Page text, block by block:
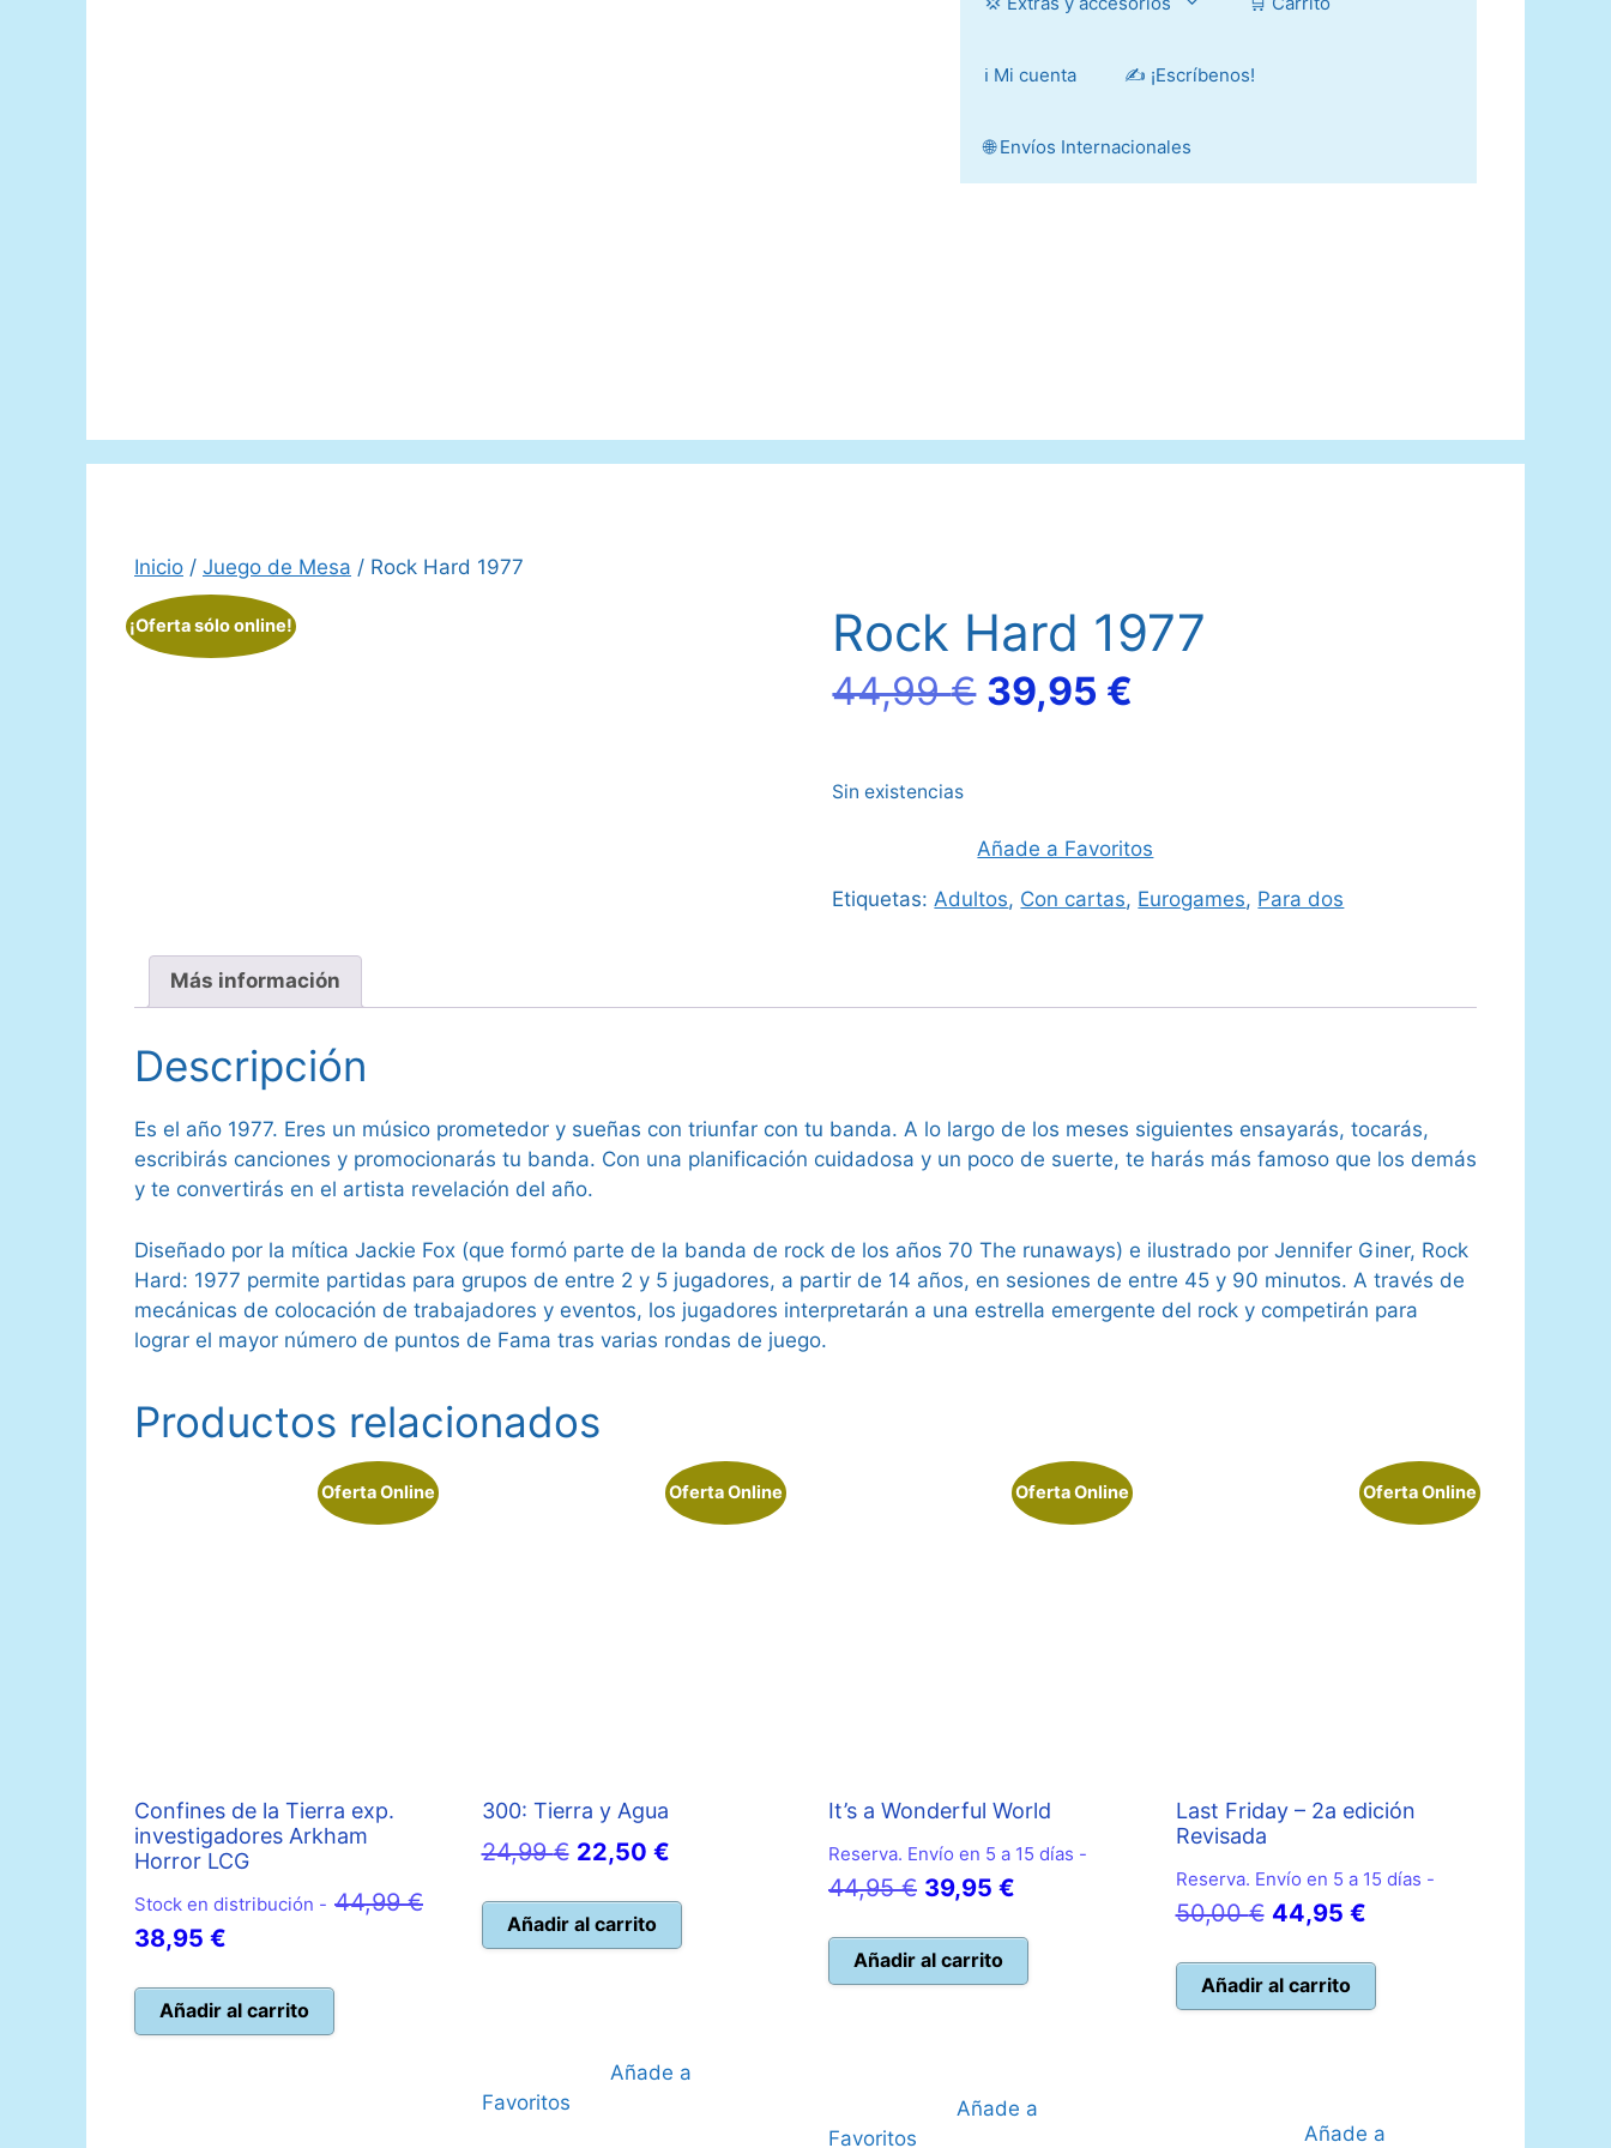
ℹ️ Mi cuenta ✍️ ¡Escríbenos!
🌐 Envíos Internacionales
Inicio / Juego de Mesa / Rock Hard 1977
¡Oferta sólo online! Rock Hard 1977
44,99€ El
era:
44,99 €.
39,95 €
es:
39,95 €.
Sin existencias
Añade a Favoritos
Etiquetas: Adultos, Con cartas, Eurogames, Para dos
Más información
Descripción
Es el año 1977. Eres un músico prometedor y sueñas con triunfar con tu banda. A lo largo de los meses siguientes ensayarás, tocarás,
escribirás canciones y promocionarás tu banda. Con una planificación cuidadosa y un poco de suerte, te harás más famoso que los demás
y te convertirás en el artista revelación del año.
Diseñado por la mítica Jackie Fox (que formó parte de la banda de rock de los años 70 The runaways) e ilustrado por Jennifer Giner, Rock
Hard: 1977 permite partidas para grupos de entre 2 y 5 jugadores, a partir de 14 años, en sesiones de entre 45 y 90 minutos. A través de
mecánicas de colocación de trabajadores y eventos, los jugadores interpretarán a una estrella emergente del rock y competirán para
lograr el mayor número de puntos de Fama tras varias rondas de juego.
Productos relacionados
Oferta Online
Confines de la Tierra exp.
investigadores Arkham
Horror LCG
Stock en distribución - 44,99€
El
original
era:
38,95 €
actual
es:
Añadir al carrito
Oferta Online
300: Tierra y Agua
24,99€ El
original
era:
22,50 €El
es:
Añadir al carrito
Añade a
Favoritos
Oferta Online
It’s a Wonderful World
Reserva. Envío en 5 a 15 días -
44,95€ El
original
era:
39,95 €
es:
Añadir al carrito
Añade a
Favoritos
Oferta Online
Last Friday – 2a edición
Revisada
Reserva. Envío en 5 a 15 días -
50,00€ El
original
era:
44,95 €El
es:
Añadir al carrito
Añade a